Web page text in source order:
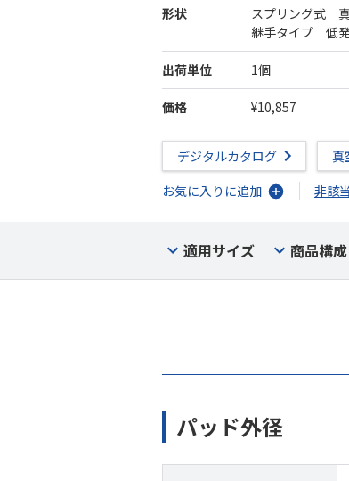
形状
スプリング式
継手タイプ 低
出荷単位 1個
価格 ¥10,857
デジタルカタログ 真
お気に入りに追加
非該
適用サイズ 商品構成
パッド外径